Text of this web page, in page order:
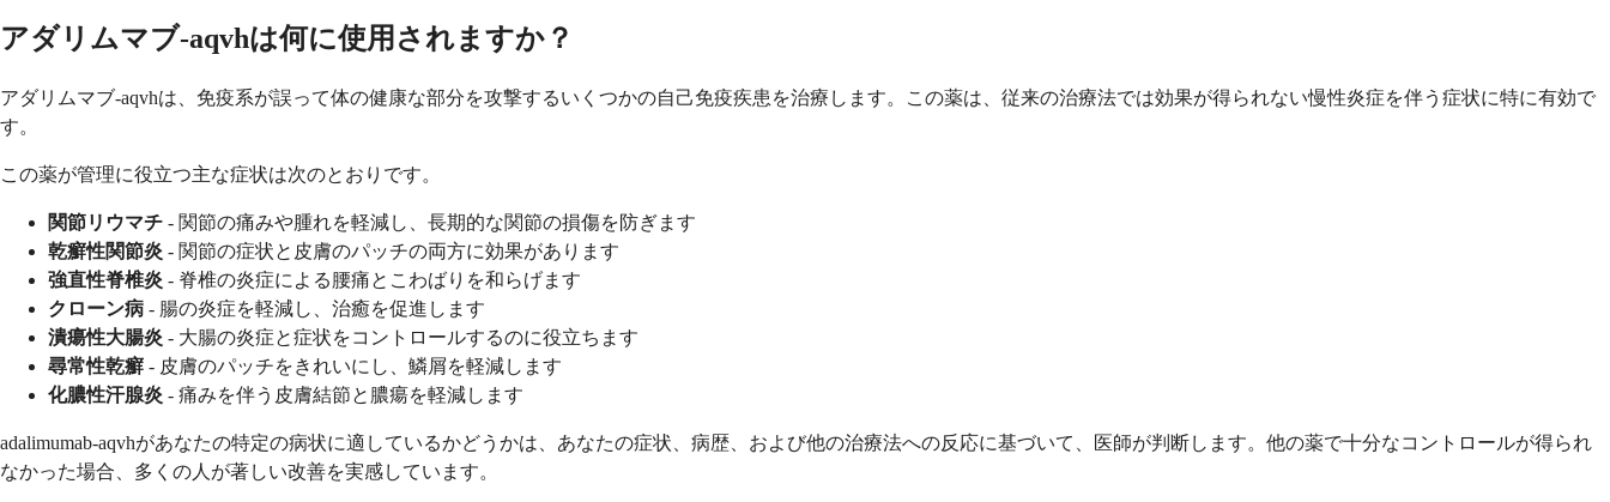
アダリムマブ-aqvhは何に使用されますか？
アダリムマブ-aqvhは、免疫系が誤って体の健康な部分を攻撃するいくつかの自己免疫疾患を治療します。この薬は、従来の治療法では効果が得られない慢性炎症を伴う症状に特に有効で
す。
この薬が管理に役立つ主な症状は次のとおりです。
関節リウマチ - 関節の痛みや腫れを軽減し、長期的な関節の損傷を防ぎます
乾癬性関節炎 - 関節の症状と皮膚のパッチの両方に効果があります
強直性脊椎炎 - 脊椎の炎症による腰痛とこわばりを和らげます
クローン病 - 腸の炎症を軽減し、治癒を促進します
潰瘍性大腸炎 - 大腸の炎症と症状をコントロールするのに役立ちます
尋常性乾癬 - 皮膚のパッチをきれいにし、鱗屑を軽減します
化膿性汗腺炎 - 痛みを伴う皮膚結節と膿瘍を軽減します
adalimumab-aqvhがあなたの特定の病状に適しているかどうかは、あなたの症状、病歴、および他の治療法への反応に基づいて、医師が判断します。他の薬で十分なコントロールが得られ
なかった場合、多くの人が著しい改善を実感しています。